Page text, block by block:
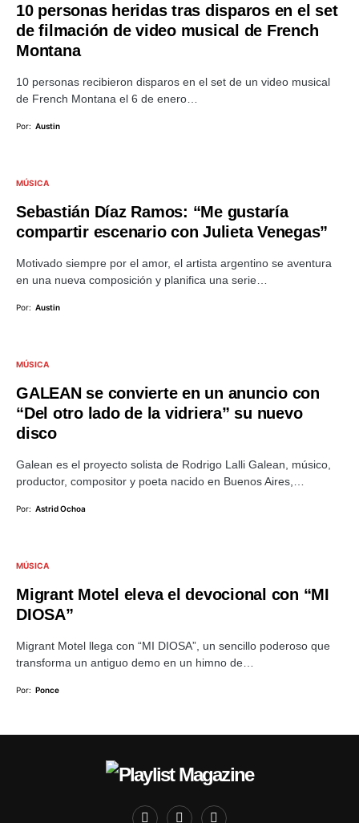
10 personas heridas tras disparos en el set
de filmación de video musical de French
Montana
10 personas recibieron disparos en el set de un video musical
de French Montana el 6 de enero…
Por: Austin
MÚSICA
Sebastián Díaz Ramos: “Me gustaría
compartir escenario con Julieta Venegas”
Motivado siempre por el amor, el artista argentino se aventura
en una nueva composición y planifica una serie…
Por: Austin
MÚSICA
GALEAN se convierte en un anuncio con
“Del otro lado de la vidriera” su nuevo
disco
Galean es el proyecto solista de Rodrigo Lalli Galean, músico,
productor, compositor y poeta nacido en Buenos Aires,…
Por: Astrid Ochoa
MÚSICA
Migrant Motel eleva el devocional con “MI
DIOSA”
Migrant Motel llega con “MI DIOSA”, un sencillo poderoso que
transforma un antiguo demo en un himno de…
Por: Ponce